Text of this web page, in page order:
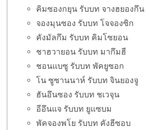
คิมซองกยุน รับบท จางฮยองกึน
จองมุนซอง รับบท โจจองซิก
คังมัลกึม รับบท คิมโซยอน
ชาฮวายอน รับบท มากึมฮี
ชอนแบซู รับบท พัคยูซอก
โน ซูซานนาห์ รับบท จินยองจู
ฮันอึนซอง รับบท ชเวจุน
อีอึนแจ รับบท ยูแซบม
พัคจองพโย รับบท คังฮีซอบ